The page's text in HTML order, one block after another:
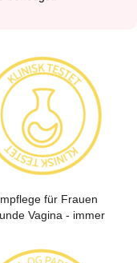
für Frauen
Vagina - immer